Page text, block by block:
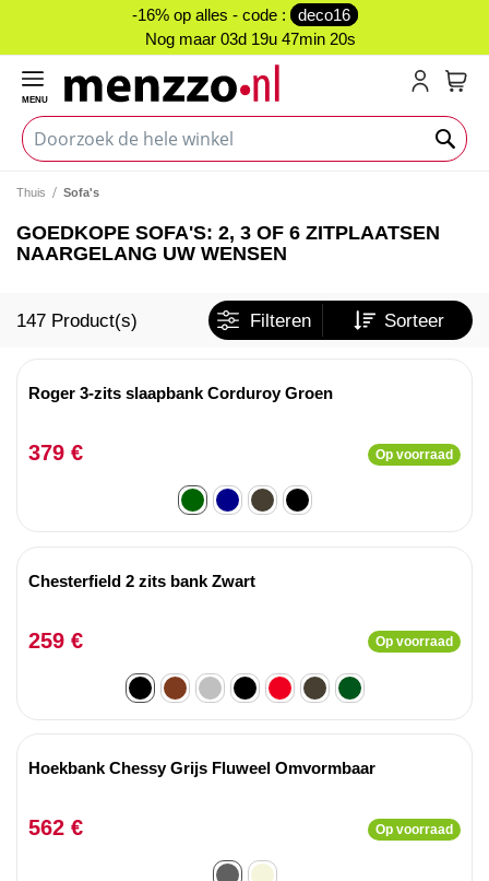
-16% op alles - code :
deco16
Nog maar 03d 19u 47min 20s
MENU
Thuis Sofa's
GOEDKOPE SOFA'S: 2, 3 OF 6 ZITPLAATSEN
NAARGELANG UW WENSEN
147 Product(s) Filteren Sorteer
Roger 3-zits slaapbank Corduroy Groen
379 € Op voorraad
Chesterfield 2 zits bank Zwart
259 € Op voorraad
Hoekbank Chessy Grijs Fluweel Omvormbaar
562 € Op voorraad